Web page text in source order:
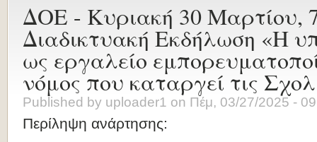
ΔΟΕ - Κυριακή 30 Μαρτίου,
Διαδικτυακή Εκδήλωση «Η
ως εργαλείο
νόμος που καταργεί τις
Published by uploader1 on Πέμ, 03/27/2025 -
Περίληψη ανάρτησης: